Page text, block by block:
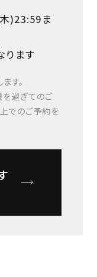
)23:59ま
ます
す。
過ぎてのご
でのご予約を